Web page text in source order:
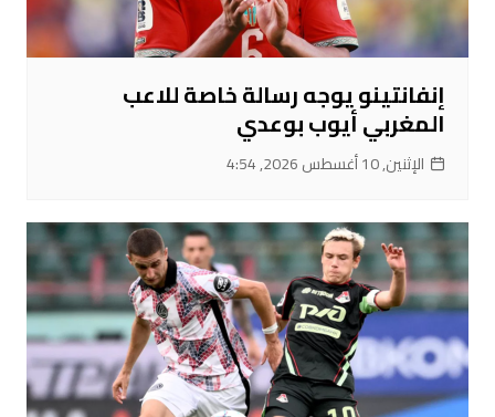
إنفانتينو يوجه رسالة خاصة للاعب
المغربي أيوب بوعدي
الإثنين, 10 أغسطس 2026, 4:54